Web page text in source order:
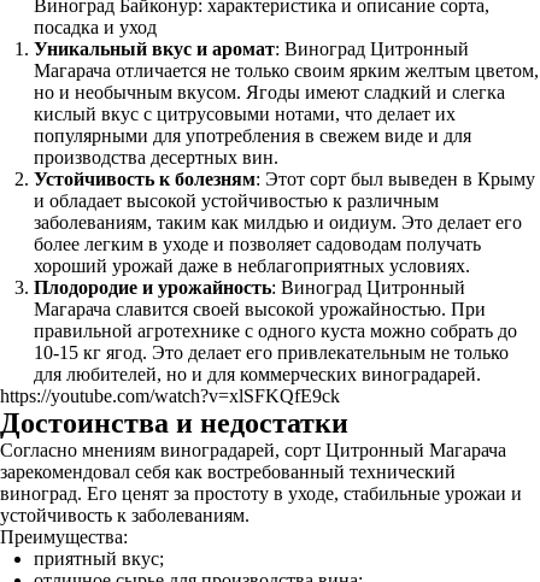
Виноград Байконур: характеристика и описание сорта,
посадка и уход
Уникальный вкус и аромат: Виноград Цитронный
Магарача отличается не только своим ярким желтым цветом,
но и необычным вкусом. Ягоды имеют сладкий и слегка
кислый вкус с цитрусовыми нотами, что делает их
популярными для употребления в свежем виде и для
производства десертных вин.
Устойчивость к болезням: Этот сорт был выведен в Крыму
и обладает высокой устойчивостью к различным
заболеваниям, таким как милдью и оидиум. Это делает его
более легким в уходе и позволяет садоводам получать
хороший урожай даже в неблагоприятных условиях.
Плодородие и урожайность: Виноград Цитронный
Магарача славится своей высокой урожайностью. При
правильной агротехнике с одного куста можно собрать до
10-15 кг ягод. Это делает его привлекательным не только
для любителей, но и для коммерческих виноградарей.
https://youtube.com/watch?v=xlSFKQfE9ck
Достоинства и недостатки
Согласно мнениям виноградарей, сорт Цитронный Магарача
зарекомендовал себя как востребованный технический
виноград. Его ценят за простоту в уходе, стабильные урожаи и
устойчивость к заболеваниям.
Преимущества:
приятный вкус;